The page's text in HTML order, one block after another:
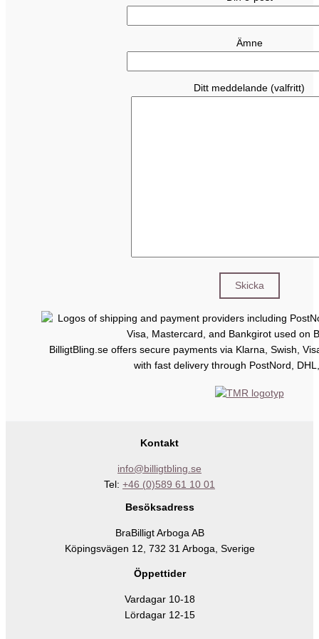
Ämne
Ditt meddelande (valfritt)
BilligtBling.se offers secure payments via Klarna, Swish,
with fast delivery through PostNord,
Kontakt
info@billigtbling.se
Tel: +46 (0)589 61 10 01
Besöksadress
BraBilligt Arboga AB
Köpingsvägen 12, 732 31 Arboga, Sverige
Öppettider
Vardagar 10-18
Lördagar 12-15